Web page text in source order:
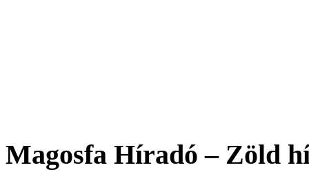
Magosfa Híradó – Zöld